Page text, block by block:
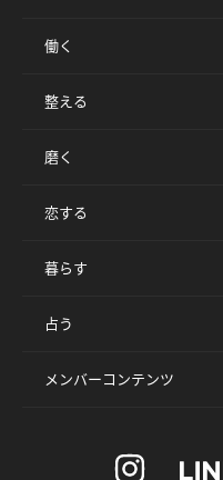
働く
整える
磨く
恋する
暮らす
占う
メンバーコンテンツ